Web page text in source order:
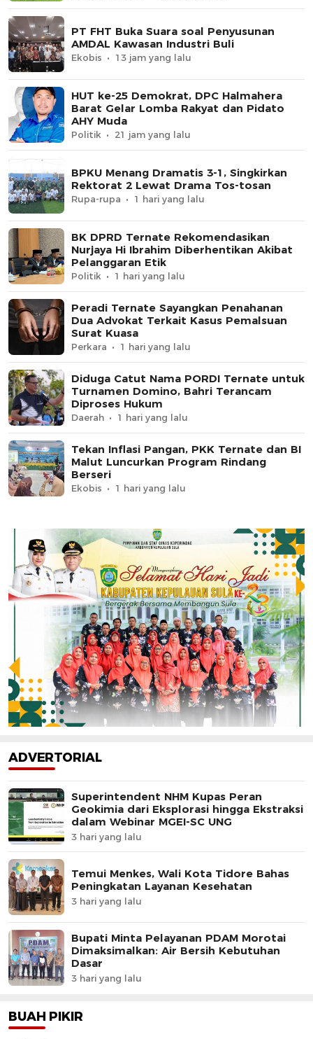
PT FHT Buka Suara soal Penyusunan
AMDAL Kawasan Industri Buli
Ekobis 13 jam yang lalu
HUT ke-25 Demokrat, DPC Halmahera
Barat Gelar Lomba Rakyat dan Pidato
AHY Muda
Politik 21 jam yang lalu
BPKU Menang Dramatis 3-1, Singkirkan
Rektorat 2 Lewat Drama Tos-tosan
Rupa-rupa 1 hari yang lalu
BK DPRD Ternate Rekomendasikan
Nurjaya Hi Ibrahim Diberhentikan Akibat
Pelanggaran Etik
Politik 1 hari yang lalu
Peradi Ternate Sayangkan Penahanan
Dua Advokat Terkait Kasus Pemalsuan
Surat Kuasa
Perkara 1 hari yang lalu
Diduga Catut Nama PORDI Ternate untuk
Turnamen Domino, Bahri Terancam
Diproses Hukum
Daerah 1 hari yang lalu
Tekan Inflasi Pangan, PKK Ternate dan BI
Malut Luncurkan Program Rindang
Berseri
Ekobis 1 hari yang lalu
ADVERTORIAL
Superintendent NHM Kupas Peran
Geokimia dari Eksplorasi hingga Ekstraksi
dalam Webinar MGEI-SC UNG
3 hari yang lalu
Temui Menkes, Wali Kota Tidore Bahas
Peningkatan Layanan Kesehatan
3 hari yang lalu
Bupati Minta Pelayanan PDAM Morotai
Dimaksimalkan: Air Bersih Kebutuhan
Dasar
3 hari yang lalu
BUAH PIKIR